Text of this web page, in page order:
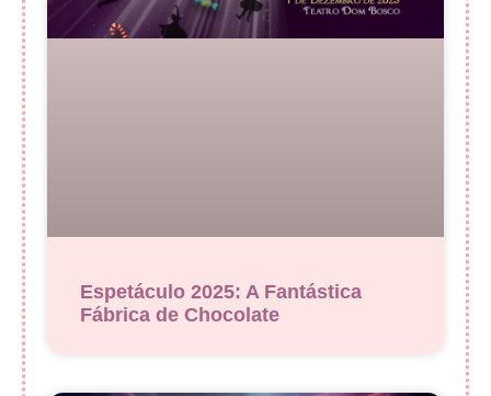
Espetáculo 2025: A Fantástica
Fábrica de Chocolate